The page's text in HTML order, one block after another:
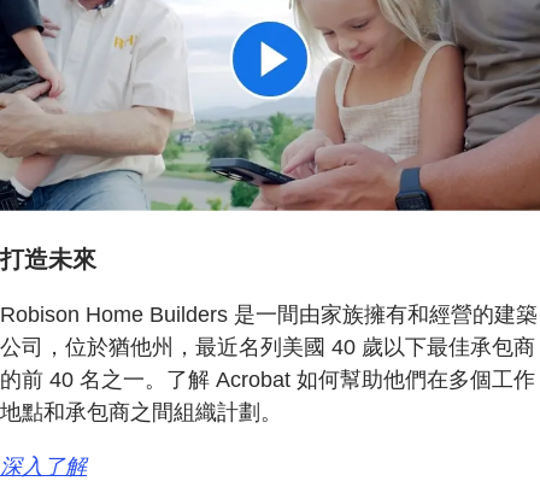
打造未來
Robison Home Builders 是一間由家族擁有和經營的建築
公司，位於猶他州，最近名列美國 40 歲以下最佳承包商
的前 40 名之一。了解 Acrobat 如何幫助他們在多個工作
地點和承包商之間組織計劃。
深入了解